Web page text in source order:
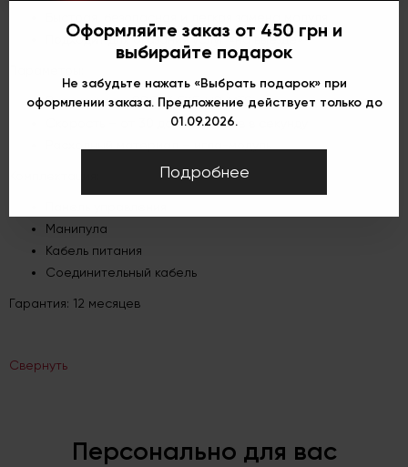
Подходит для оказания услуг «на выезде»
Программы – BROW, EYE, LIP, MTS
Скорость – от 30 до 210 ударов в секунду
Манипула
Кабель питания
Соединительный кабель
Гарантия: 12 месяцев
Свернуть
Персонально для вас
Оформляйте заказ от 450 грн и
выбирайте подарок
Не забудьте нажать «Выбрать подарок» при
оформлении заказа. Предложение действует только до
01.09.2026.
Подробнее